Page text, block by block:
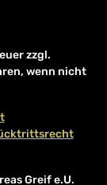
zzgl.
wenn nicht
Greif e.U.